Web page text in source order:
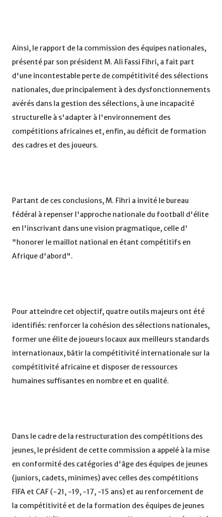
Ainsi, le rapport de la commission des équipes nationales,
présenté par son président M. Ali Fassi Fihri, a fait part
d'une incontestable perte de compétitivité des sélections
nationales, due principalement à des dysfonctionnements
avérés dans la gestion des sélections, à une incapacité
structurelle à s'adapter à l'environnement des
compétitions africaines et, enfin, au déficit de formation
des cadres et des joueurs.
Partant de ces conclusions, M. Fihri a invité le bureau
fédéral à repenser l'approche nationale du football d'élite
en l'inscrivant dans une vision pragmatique, celle d'
"honorer le maillot national en étant compétitifs en
Afrique d'abord".
Pour atteindre cet objectif, quatre outils majeurs ont été
identifiés: renforcer la cohésion des sélections nationales,
former une élite de joueurs locaux aux meilleurs standards
internationaux, bâtir la compétitivité internationale sur la
compétitivité africaine et disposer de ressources
humaines suffisantes en nombre et en qualité.
Dans le cadre de la restructuration des compétitions des
jeunes, le président de cette commission a appelé à la mise
en conformité des catégories d'âge des équipes de jeunes
(juniors, cadets, minimes) avec celles des compétitions
FIFA et CAF (-21, -19, -17, -15 ans) et au renforcement de
la compétitivité et de la formation des équipes de jeunes